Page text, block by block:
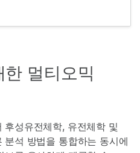
멀티오믹
성유전체학, 유전체학 및
석 방법을 통합하는 동시에